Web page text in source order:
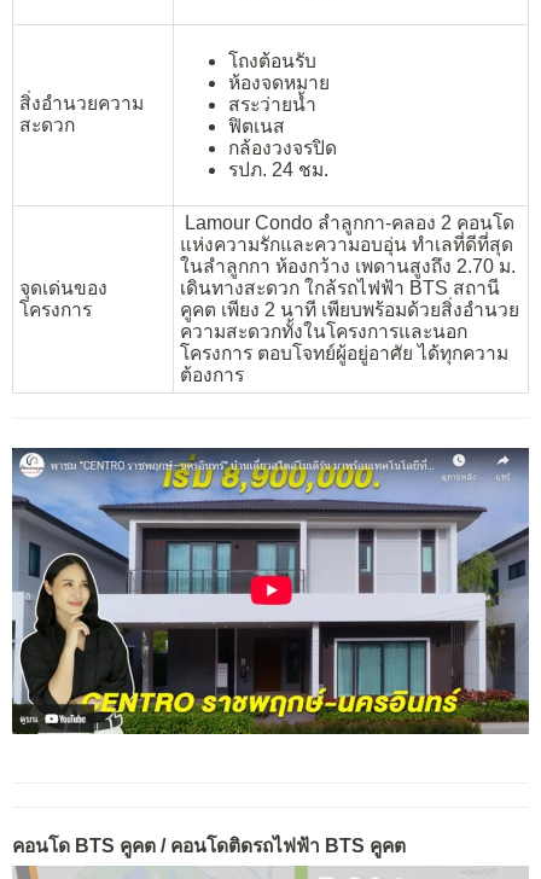
สิ่งอำนวยความ
สะดวก
โถงต้อนรับ
ห้องจดหมาย
สระว่ายน้ำ
ฟิตเนส
กล้องวงจรปิด
รปภ. 24 ชม.
จุดเด่นของ
โครงการ
Lamour Condo ลำลูกกา-คลอง 2 คอนโด
แห่งความรักและความอบอุ่น ทำเลที่ดีที่สุด
ในลำลูกกา ห้องกว้าง เพดานสูงถึง 2.70 ม.
เดินทางสะดวก ใกล้รถไฟฟ้า BTS สถานี
คูคต เพียง 2 นาที เพียบพร้อมด้วยสิ่งอำนวย
ความสะดวกทั้งในโครงการและนอก
โครงการ ตอบโจทย์ผู้อยู่อาศัย ได้ทุกความ
ต้องการ
คอนโด BTS คูคต / คอนโดติดรถไฟฟ้า BTS คูคต